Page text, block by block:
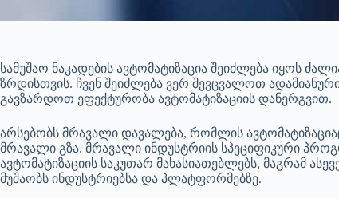
სამუშაო ნაკადების ავტომატიზაცია შეიძლება იყოს
ზრდისთვის. ჩვენ შეიძლება ვერ შევცვალოთ
გავზარდოთ ეფექტურობა ავტომატიზაციის დანერგვით.
არსებობს მრავალი დავალება, რომლის
მრავალი გზა. მრავალი ინდუსტრიის სპეციფიკური
ავტომატიზაციის საკუთარ მახასიათებლებს, მაგრამ
მუშაობს ინდუსტრიებსა და პლატფორმებზე.